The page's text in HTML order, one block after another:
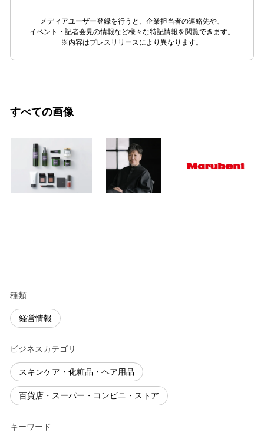
メディアユーザー登録を行うと、企業担当者の連絡先や、
イベント・記者会見の情報など様々な特記情報を閲覧できます。
※内容はプレスリリースにより異なります。
すべての画像
種類
経営情報
ビジネスカテゴリ
スキンケア・化粧品・ヘア用品
百貨店・スーパー・コンビニ・ストア
キーワード